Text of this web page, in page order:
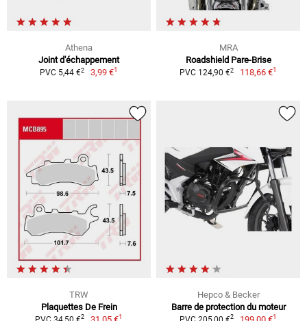
Athena
Joint d'échappement
PVC 5,44 €2 3,99 €1
MRA
Roadshield Pare-Brise
PVC 124,90 €2 118,66 €1
TRW
Plaquettes De Frein
2 1
Hepco & Becker
Barre de protection du moteur
2 1